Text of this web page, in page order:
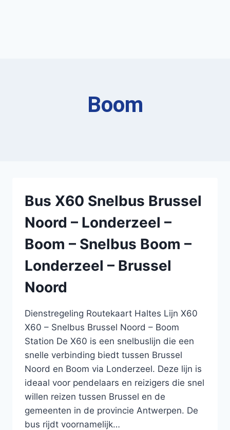
Boom
Bus X60 Snelbus Brussel
Noord – Londerzeel –
Boom – Snelbus Boom –
Londerzeel – Brussel
Noord
Dienstregeling Routekaart Haltes Lijn X60
X60 – Snelbus Brussel Noord – Boom
Station De X60 is een snelbuslijn die een
snelle verbinding biedt tussen Brussel
Noord en Boom via Londerzeel. Deze lijn is
ideaal voor pendelaars en reizigers die snel
willen reizen tussen Brussel en de
gemeenten in de provincie Antwerpen. De
bus rijdt voornamelijk…